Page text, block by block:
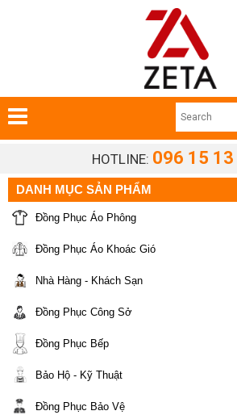
HOTLINE: 096 15
DANH MỤC SẢN PHẨM
Đồng Phục Áo Phông
Đồng Phục Áo Khoác Gió
Nhà Hàng - Khách Sạn
Đồng Phục Công Sở
Đồng Phục Bếp
Bảo Hộ - Kỹ Thuật
Đồng Phục Bảo Vệ